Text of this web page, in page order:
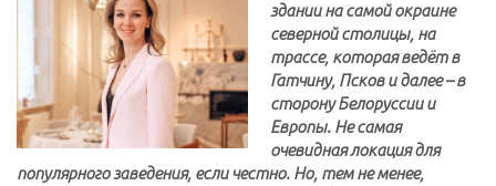
здании на самой окраине
северной столицы, на
трассе, которая ведёт в
Гатчину, Псков и далее – в
сторону Белоруссии и
Европы. Не самая
очевидная локация для
популярного заведения, если честно. Но, тем не менее,